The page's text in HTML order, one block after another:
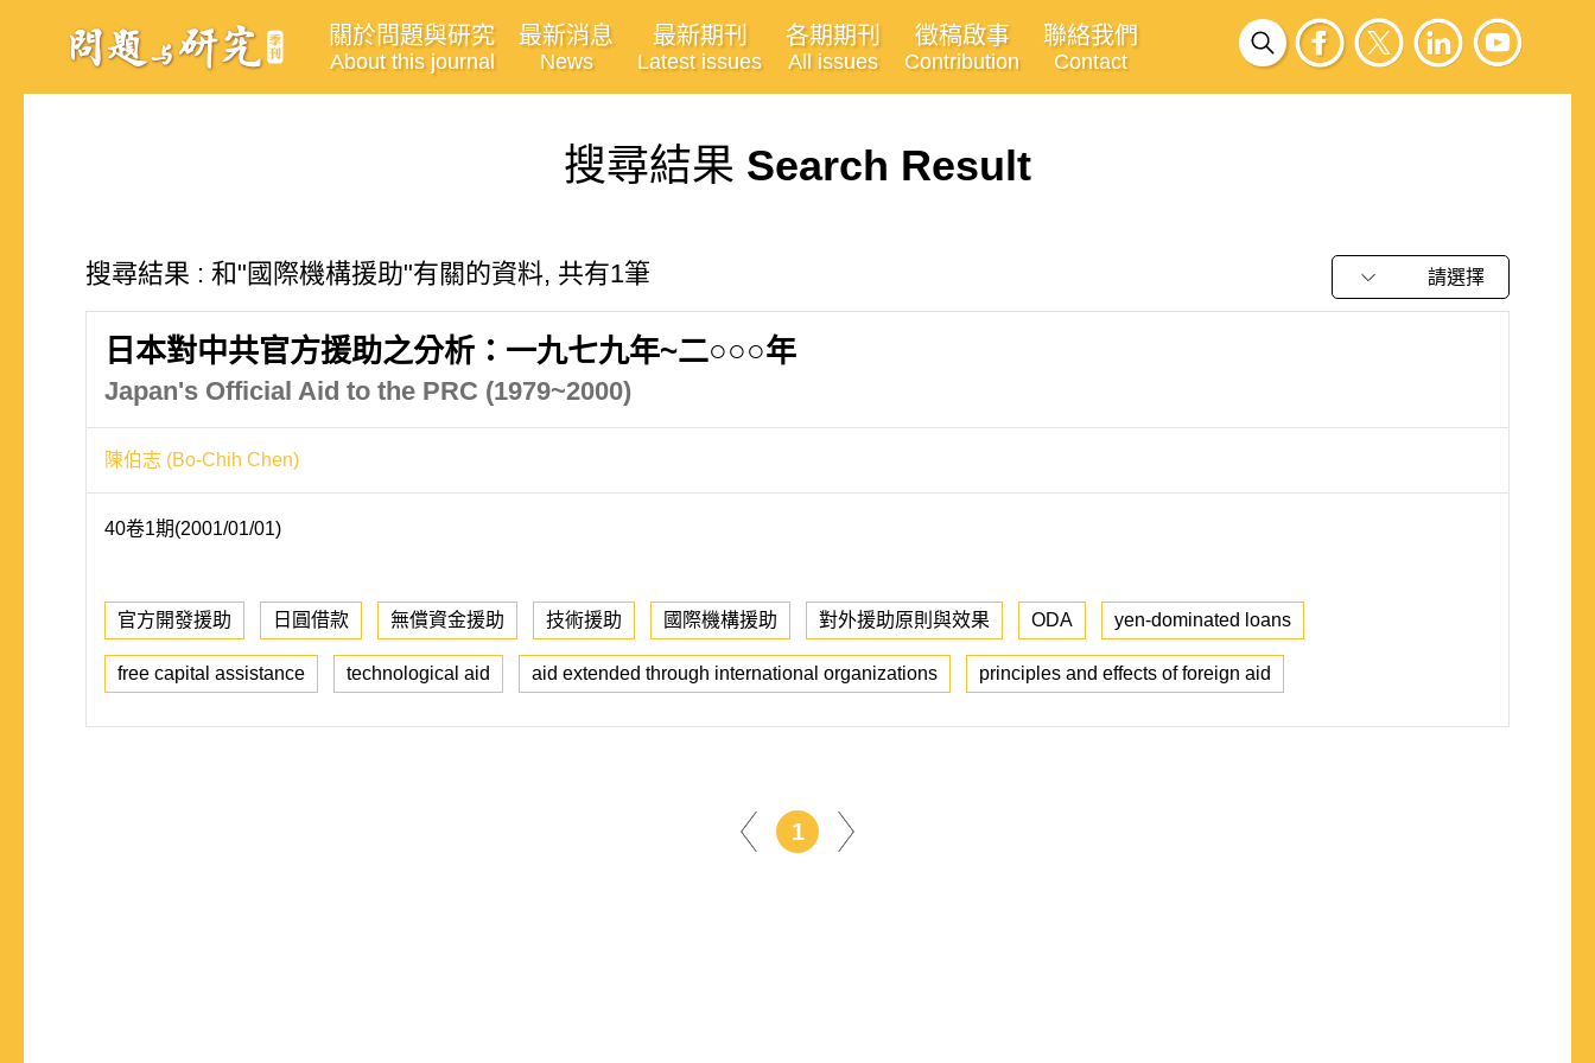
關於問題與研究
About this journal
最新消息
News
最新期刊
Latest issues
各期期刊
All issues
徵稿啟事
Contribution
聯絡我們
Contact
搜尋結果 Search Result
搜尋結果 : 和"國際機構援助"有關的資料, 共有1筆 請選擇
日本對中共官方援助之分析：一九七九年~二○○○年
Japan's Official Aid to the PRC (1979~2000)
陳伯志 (Bo-Chih Chen)
40卷1期(2001/01/01)
官方開發援助 日圓借款 無償資金援助 技術援助 國際機構援助 對外援助原則與效果 ODA yen-dominated loans
free capital assistance technological aid aid extended through international organizations principles and effects of foreign aid
1